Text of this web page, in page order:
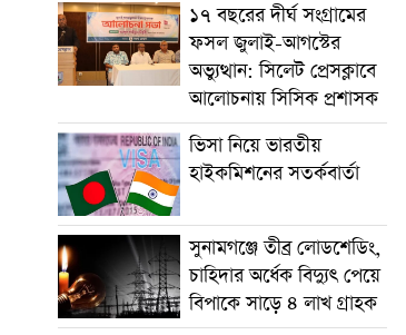
১৭ বছরের দীর্ঘ সংগ্রামের
ফসল জুলাই-আগস্টের
অভ্যুত্থান: সিলেট প্রেসক্লাবে
আলোচনায় সিসিক প্রশাসক
ভিসা নিয়ে ভারতীয়
হাইকমিশনের সতর্কবার্তা
সুনামগঞ্জে তীব্র লোডশেডিং,
চাহিদার অর্ধেক বিদ্যুৎ পেয়ে
বিপাকে সাড়ে ৪ লাখ গ্রাহক